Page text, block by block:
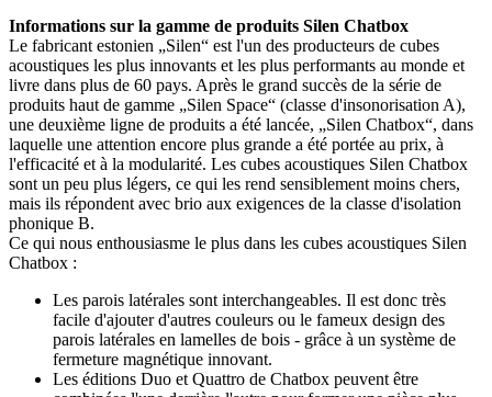
Informations sur la gamme de produits Silen Chatbox
Le fabricant estonien „Silen“ est l'un des producteurs de cubes
acoustiques les plus innovants et les plus performants au monde et
livre dans plus de 60 pays. Après le grand succès de la série de
produits haut de gamme „Silen Space“ (classe d'insonorisation A),
une deuxième ligne de produits a été lancée, „Silen Chatbox“, dans
laquelle une attention encore plus grande a été portée au prix, à
l'efficacité et à la modularité. Les cubes acoustiques Silen Chatbox
sont un peu plus légers, ce qui les rend sensiblement moins chers,
mais ils répondent avec brio aux exigences de la classe d'isolation
phonique B.
Ce qui nous enthousiasme le plus dans les cubes acoustiques Silen
Chatbox :
Les parois latérales sont interchangeables. Il est donc très
facile d'ajouter d'autres couleurs ou le fameux design des
parois latérales en lamelles de bois - grâce à un système de
fermeture magnétique innovant.
Les éditions Duo et Quattro de Chatbox peuvent être